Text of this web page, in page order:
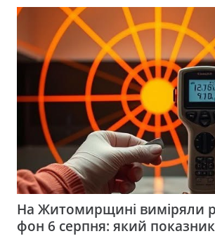
На Житомирщині виміряли
фон 6 серпня: який показник